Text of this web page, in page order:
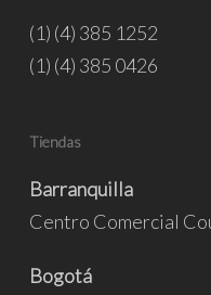
(1) (4) 385 1252
(1) (4) 385 0426
Tiendas
Barranquilla
Centro Comercial
Bogotá